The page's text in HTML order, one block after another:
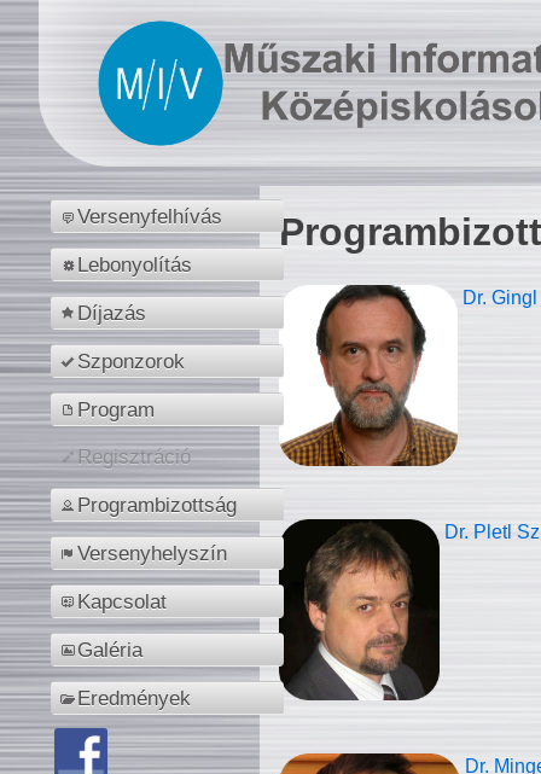
Versenyfelhívás
Lebonyolítás
Díjazás
Szponzorok
Program
Regisztráció
Programbizottság
Versenyhelyszín
Kapcsolat
Galéria
Eredmények
Dr.
Dr. Pletl
Dr.